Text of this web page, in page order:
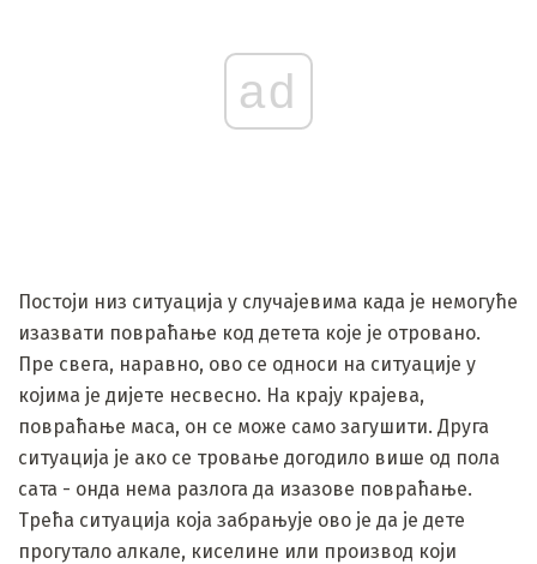
ad
Постоји низ ситуација у случајевима када је немогуће
изазвати повраћање код детета које је отровано.
Пре свега, наравно, ово се односи на ситуације у
којима је дијете несвесно. На крају крајева,
повраћање маса, он се може само загушити. Друга
ситуација је ако се тровање догодило више од пола
сата - онда нема разлога да изазове повраћање.
Трећа ситуација која забрањује ово је да је дете
прогутало алкале, киселине или производ који